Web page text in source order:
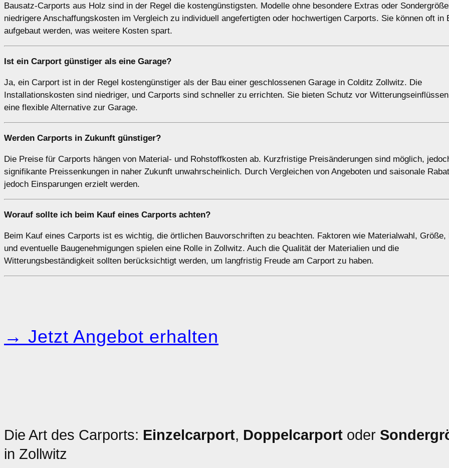
Bausatz-Carports aus Holz sind in der Regel die kostengünstigsten. Modelle ohne besondere Extras oder
niedrigere Anschaffungskosten im Vergleich zu individuell angefertigten oder hochwertigen Carports. Sie können oft in
aufgebaut werden, was weitere Kosten spart.
Ist ein Carport günstiger als eine Garage?
Ja, ein Carport ist in der Regel kostengünstiger als der Bau einer geschlossenen Garage in Colditz Zollwitz. Die
Installationskosten sind niedriger, und Carports sind schneller zu errichten. Sie bieten Schutz vor
eine flexible Alternative zur Garage.
Werden Carports in Zukunft günstiger?
Die Preise für Carports hängen von Material- und Rohstoffkosten ab. Kurzfristige Preisänderungen sind möglich,
signifikante Preissenkungen in naher Zukunft unwahrscheinlich. Durch Vergleichen von Angeboten und saisonale
jedoch Einsparungen erzielt werden.
Worauf sollte ich beim Kauf eines Carports achten?
Beim Kauf eines Carports ist es wichtig, die örtlichen Bauvorschriften zu beachten. Faktoren wie Materialwahl, Größe,
und eventuelle Baugenehmigungen spielen eine Rolle in Zollwitz. Auch die Qualität der Materialien und die
Witterungsbeständigkeit sollten berücksichtigt werden, um langfristig Freude am Carport zu haben.
→ Jetzt Angebot erhalten
Die Art des Carports: Einzelcarport, Doppelcarport oder
in Zollwitz